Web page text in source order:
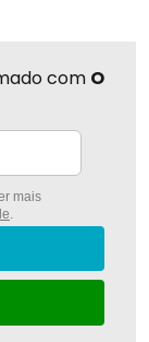
com O
mais